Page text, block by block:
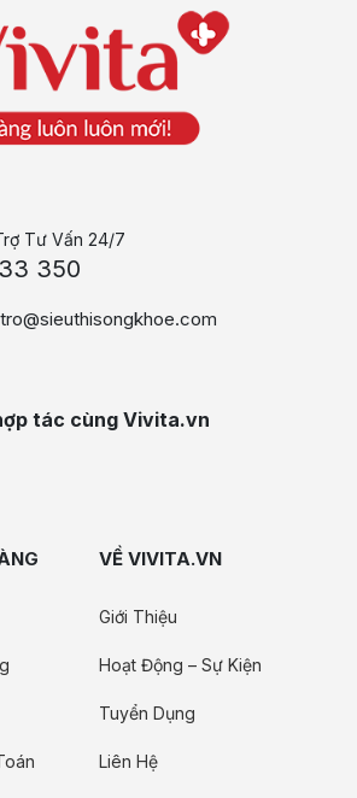
Tư Vấn 24/7
350
tác cùng Vivita.vn
VỀ VIVITA.VN
Giới Thiệu
Hoạt Động – Sự Kiện
Tuyển Dụng
Liên Hệ